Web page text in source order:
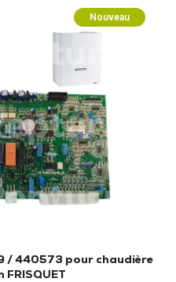
Nouveau
/ 440573 pour chaudière